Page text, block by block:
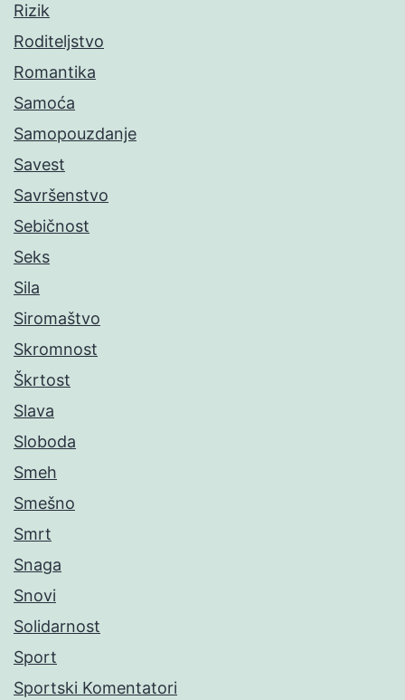
Rizik
Roditeljstvo
Romantika
Samoća
Samopouzdanje
Savest
Savršenstvo
Sebičnost
Seks
Sila
Siromaštvo
Skromnost
Škrtost
Slava
Sloboda
Smeh
Smešno
Smrt
Snaga
Snovi
Solidarnost
Sport
Sportski Komentatori